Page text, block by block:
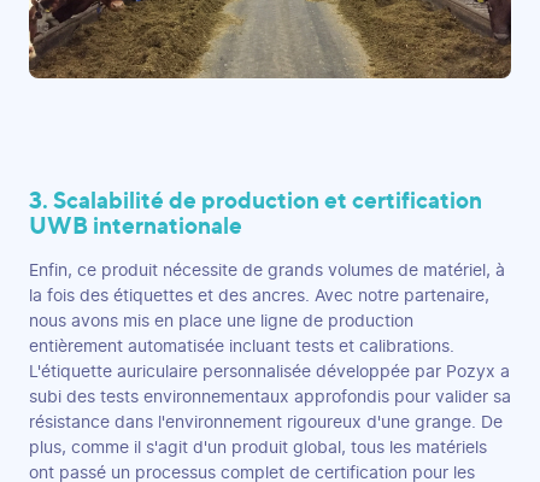
3. Scalabilité de production et certification
UWB internationale
Enfin, ce produit nécessite de grands volumes de matériel, à
la fois des étiquettes et des ancres. Avec notre partenaire,
nous avons mis en place une ligne de production
entièrement automatisée incluant tests et calibrations.
L'étiquette auriculaire personnalisée développée par Pozyx a
subi des tests environnementaux approfondis pour valider sa
résistance dans l'environnement rigoureux d'une grange. De
plus, comme il s'agit d'un produit global, tous les matériels
ont passé un processus complet de certification pour les